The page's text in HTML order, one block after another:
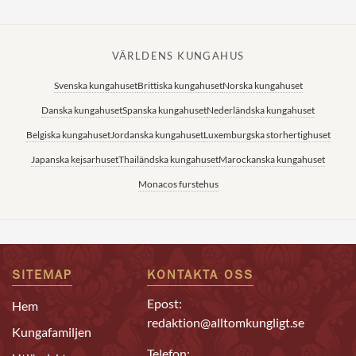
VÄRLDENS KUNGAHUS
Svenska kungahusetBrittiska kungahusetNorska kungahuset
Danska kungahusetSpanska kungahusetNederländska kungahuset
Belgiska kungahusetJordanska kungahusetLuxemburgska storhertighuset
Japanska kejsarhusetThailändska kungahusetMarockanska kungahuset
Monacos furstehus
SITEMAP
Hem
Kungafamiljen
KONTAKTA OSS
Epost:
redaktion@alltomkungligt.se